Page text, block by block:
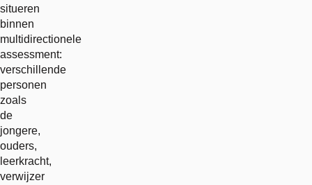
situeren
binnen
multidirectionele
assessment:
verschillende
personen
zoals
de
jongere,
ouders,
leerkracht,
verwijzer